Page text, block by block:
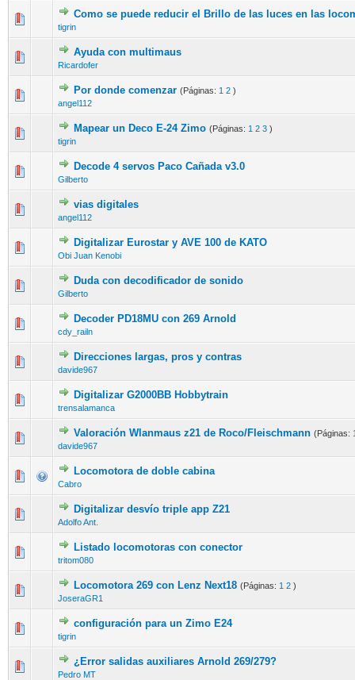
Como se puede reducir el Brillo de las luces en las
tigrin
Ayuda con multimaus
Ricardofer
Por donde comenzar (Páginas: 1 2 )
angel112
Mapear un Deco E-24 Zimo (Páginas: 1 2 3 )
tigrin
Decode 4 servos Paco Cañada v3.0
Gilberto
vias digitales
angel112
Digitalizar Eurostar y AVE 100 de KATO
Obi Juan Kenobi
Duda con decodificador de sonido
Gilberto
Decoder PD18MU con 269 Arnold
cdy_railn
Direcciones largas, pros y contras
davide967
Digitalizar G2000BB Hobbytrain
trensalamanca
Valoración Wlanmaus z21 de Roco/Fleischmann (Páginas:
davide967
Locomotora de doble cabina
Cabro
Digitalizar desvío triple app Z21
Adolfo Ant.
Listado locomotoras con conector
tritom080
Locomotora 269 con Lenz Next18 (Páginas: 1 2 )
JoseraGR1
configuración para un Zimo E24
tigrin
¿Error salidas auxiliares Arnold 269/279?
Pedro MT